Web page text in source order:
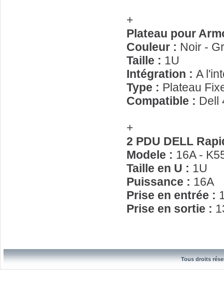
+
Plateau pour
Couleur : Noir -
Taille : 1U
Intégration : A
Type : Plateau
Compatible : Dell
+
2 PDU DELL
Modele : 16A -
Taille en U : 1U
Puissance : 16A
Prise en entrée :
Prise en sortie :
Tous droits